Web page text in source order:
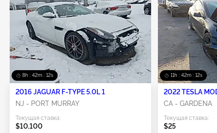
8h : 42m : 11s
2016 JAGUAR F-TYPE 5.0L 1
NJ - PORT MURRAY
Текущая ставка:
$10,100
11h : 42m : 11s
2022 TESLA
CA - GARDENA
Текущая ставка:
$25